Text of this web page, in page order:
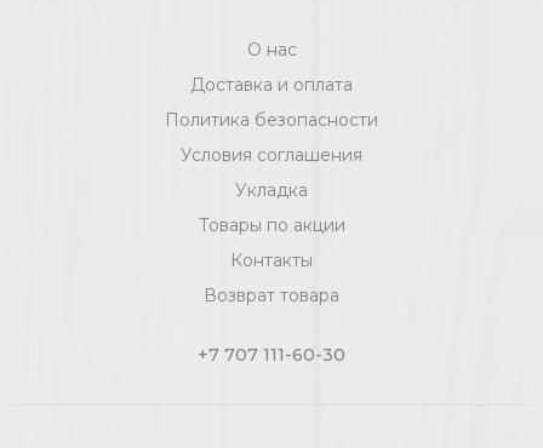
О нас
Доставка и оплата
Политика безопасности
Условия соглашения
Укладка
Товары по акции
Контакты
Возврат товара
+7 707 111-60-30